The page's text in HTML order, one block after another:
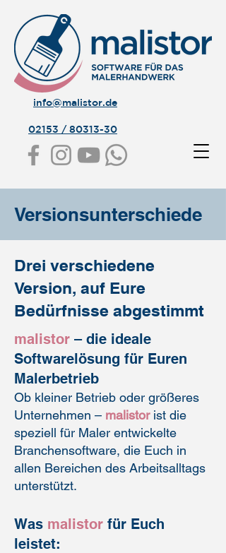
info@malistor.de
02153 / 80313-30
Versionsunterschiede
Drei verschiedene
Version, auf Eure
Bedürfnisse abgestimmt
malistor – die ideale
Softwarelösung für Euren
Malerbetrieb
Ob kleiner Betrieb oder größeres
Unternehmen – malistorist die
speziell für Maler entwickelte
Branchensoftware, die Euch in
allen Bereichen des Arbeitsalltags
unterstützt.
Was malistor für Euch
leistet: